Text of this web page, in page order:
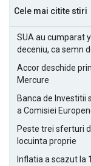
Cele mai citite stiri
SUA au cumparat
deceniu, ca semn
Accor deschide
Mercure
Banca de Investitii
a Comisiei
Peste trei sferturi
locuinta proprie
Inflatia a scazut la